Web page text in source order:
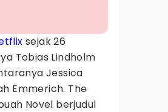
sejak 26
Tobias Lindholm
Jessica
Emmerich. The
Novel berjudul